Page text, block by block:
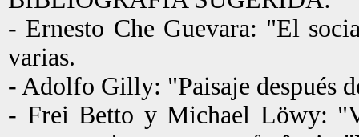
- Ernesto Che Guevara: "El
varias.
- Adolfo Gilly: "Paisaje después
- Frei Betto y Michael Löwy: